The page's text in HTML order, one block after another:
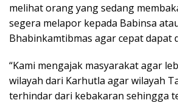
melihat orang yang sedang
segera melapor kepada Babinsa
Bhabinkamtibmas agar cepat dapat
“Kami mengajak masyarakat agar
wilayah dari Karhutla agar wilayah
terhindar dari kebakaran sehingga